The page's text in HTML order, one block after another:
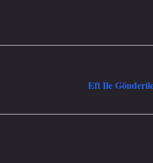
Eft Ile